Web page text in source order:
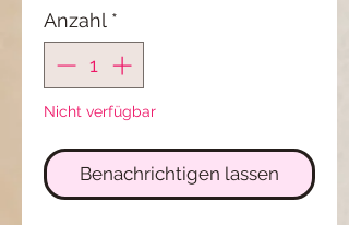
Anzahl *
Nicht verfügbar
Benachrichtigen lassen